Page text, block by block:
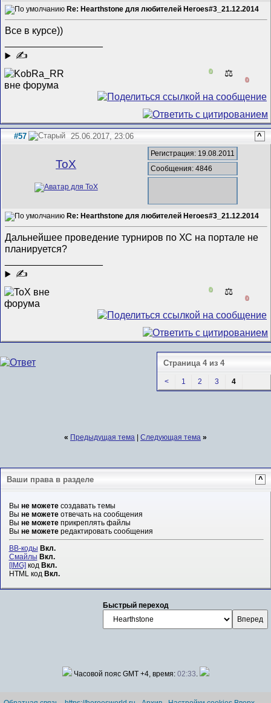
Re: Hearthstone для любителей Heroes#3_21.12.2014
Все в курсе))
✍
0 ⚖️
0
#57 25.06.2017, 23:06 ^
ToX
Регистрация: 19.08.2011
Сообщения: 4846
Re: Hearthstone для любителей Heroes#3_21.12.2014
Дальнейшее проведение турниров по ХС на портале не
планируется?
✍
0 ⚖️
0
Страница 4 из 4
< 1 2 3 4
« Предыдущая тема | Следующая тема »
Ваши права в разделе ^
Вы не можетесоздавать темы
Вы не можетеотвечать на сообщения
Вы не можетеприкреплять файлы
Вы не можетередактировать сообщения
BB-коды Вкл.
Смайлы Вкл.
[IMG] код Вкл.
HTML код Вкл.
Быстрый переход
Часовой пояс GMT +4, время: 02:33